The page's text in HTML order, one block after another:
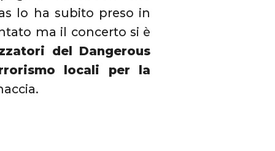
lo ha subito preso in
ma il concerto si è
del Dangerous
locali per la